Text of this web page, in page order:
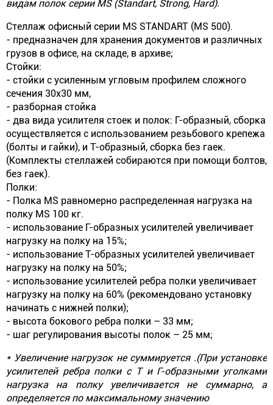
видам полок серии MS (Standart, Strong, Hard).
Стеллаж офисный серии MS STANDART (MS 500).
- предназначен для хранения документов и различных
грузов в офисе, на складе, в архиве;
Стойки:
- стойки с усиленным угловым профилем сложного
сечения 30х30 мм,
- разборная стойка
- два вида усилителя стоек и полок: Г-образный, сборка
осуществляется с использованием резьбового крепежа
(болты и гайки), и Т-образный, сборка без гаек.
(Комплекты стеллажей собираются при помощи болтов,
без гаек).
Полки:
- Полка MS равномерно распределенная нагрузка на
полку MS 100 кг.
- использование Г-образных усилителей увеличивает
нагрузку на полку на 15%;
- использование Т-образных усилителей увеличивает
нагрузку на полку на 50%;
- использование усилителей ребра полки увеличивает
нагрузку на полку на 60% (рекомендовано установку
начинать с нижней полки);
- высота бокового ребра полки – 33 мм;
- шаг регулирования высоты полок – 25 мм;
* Увеличение нагрузок не суммируется .(При установке
усилителей ребра полки с Т и Г-образными уголками
нагрузка на полку увеличивается не суммарно, а
определяется по максимальному значению